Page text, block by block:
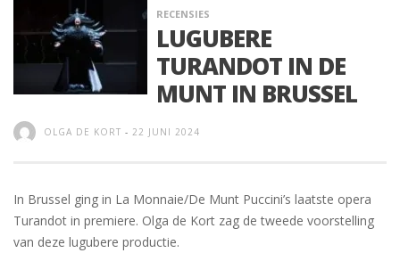
RECENSIES
LUGUBERE
TURANDOT IN DE
MUNT IN BRUSSEL
OLGA DE KORT - 22 JUNI 2024
In Brussel ging in La Monnaie/De Munt Puccini’s laatste opera
Turandot in premiere. Olga de Kort zag de tweede voorstelling
van deze lugubere productie.